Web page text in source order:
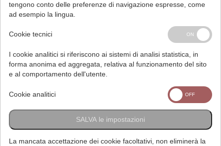
tengono conto delle preferenze di navigazione espresse, come
ad esempio la lingua.
Cookie tecnici
I cookie analitici si riferiscono ai sistemi di analisi statistica, in
forma anonima ed aggregata, relativa al funzionamento del sito
e al comportamento dell'utente.
Cookie analitici
SALVA le impostazioni
La mancata accettazione dei cookie facoltativi, non eliminerà la